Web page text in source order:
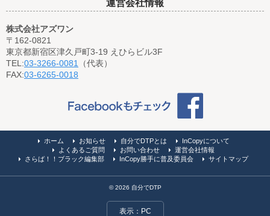
運営会社情報
株式会社アズワン
〒162-0821
東京都新宿区津久戸町3-19 えひらビル3F
TEL:03-3266-0081
（代表）
FAX:03-6265-0018
ホーム お知らせ 自分でDTPとは
InCopyについて
よくあるご質問
お問い合わせ
運営会社情報
さらば！！ブラック編集部
InCopy勝手に普及委員会 サイトマップ
© 2026 自分でDTP
表示：PC